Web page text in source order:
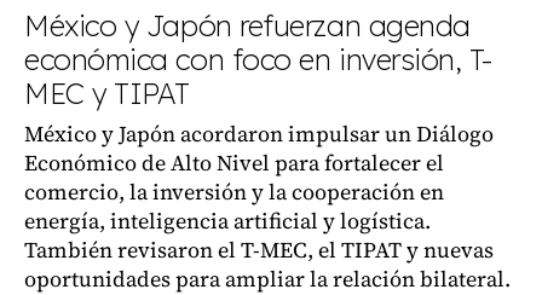
México y Japón refuerzan agenda
económica con foco en inversión, T-
MEC y TIPAT
México y Japón acordaron impulsar un Diálogo
Económico de Alto Nivel para fortalecer el
comercio, la inversión y la cooperación en
energía, inteligencia artificial y logística.
También revisaron el T-MEC, el TIPAT y nuevas
oportunidades para ampliar la relación bilateral.